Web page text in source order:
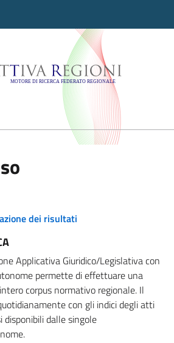
Regioni -
dei risultati
Applicativa Giuridico/Legislativa con
permette di effettuare una
corpus normativo regionale. Il
con gli indici degli atti
dalle singole